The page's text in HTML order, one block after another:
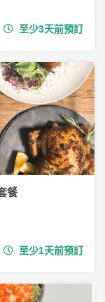
至少3天前預訂
餐
至少1天前預訂